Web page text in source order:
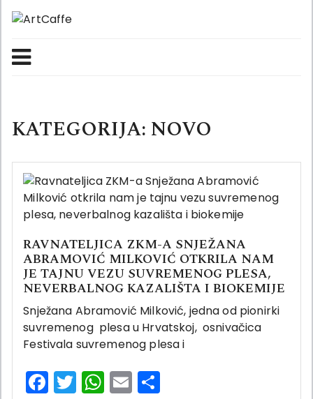
Skip
KATEGORIJA: NOVO
RAVNATELJICA ZKM-A SNJEŽANA
ABRAMOVIĆ MILKOVIĆ OTKRILA NAM
JE TAJNU VEZU SUVREMENOG PLESA,
NEVERBALNOG KAZALIŠTA I BIOKEMIJE
Snježana Abramović Milković, jedna od pionirki
suvremenog plesa u Hrvatskoj, osnivačica
Festivala suvremenog plesa i
Facebook
Twitter
WhatsApp
Email